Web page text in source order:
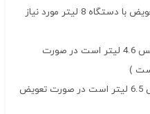
گیربکس 7.1 لیتر است در صورت تعویض با دستگاه 8 لیتر مورد نیاز
( ظرفیت روغن گیربکس 4.6 لیتر است در صورت
( ظرفیت روغن گیربکس 6.5 لیتر است در صورت تعویض